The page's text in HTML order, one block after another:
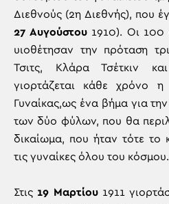
Διεθνούς (2η Διεθνής), που
27 Αυγούστου1910). Οι 100
υιοθέτησαν την πρόταση
Τσιτς, Κλάρα Τσέτκιν
γιορτάζεται κάθε χρόνο
Γυναίκας,ως ένα βήμα για
των δύο φύλων, που θα
δικαίωμα, που ήταν τότε το
τις γυναίκες όλου του κόσμου.
Στις 19 Μαρτίου1911